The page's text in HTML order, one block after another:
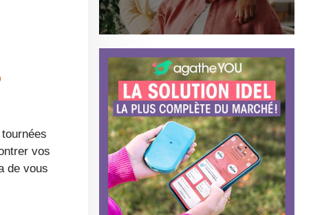
vos
de vous
n
f
é
r
e